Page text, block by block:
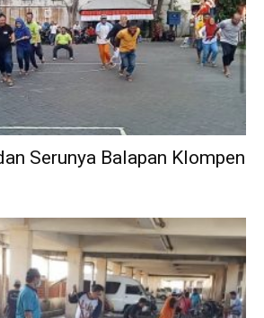
Serunya Balapan Klompen